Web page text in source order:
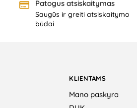
Patogus atsiskaitymas
Saugūs ir greiti atsiskaitymo
būdai
KLIENTAMS
Mano paskyra